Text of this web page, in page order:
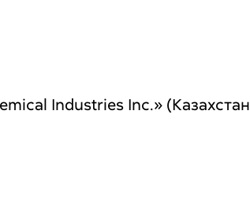
Industries Inc.» (Казахстан